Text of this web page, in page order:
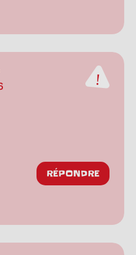
les réactions
RÉPONDRE